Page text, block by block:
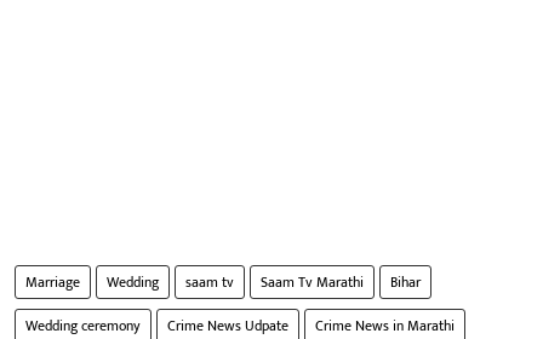
Marriage Wedding saam tv Saam Tv Marathi
Bihar
Wedding ceremony
Crime News Udpate Crime News in Marathi